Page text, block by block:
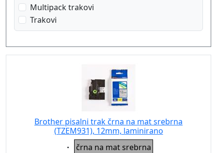
Multipack trakovi
Trakovi
Brother pisalni trak črna na mat srebrna
(TZEM931), 12mm, laminirano
Eigenschaft:
črna na mat srebrna